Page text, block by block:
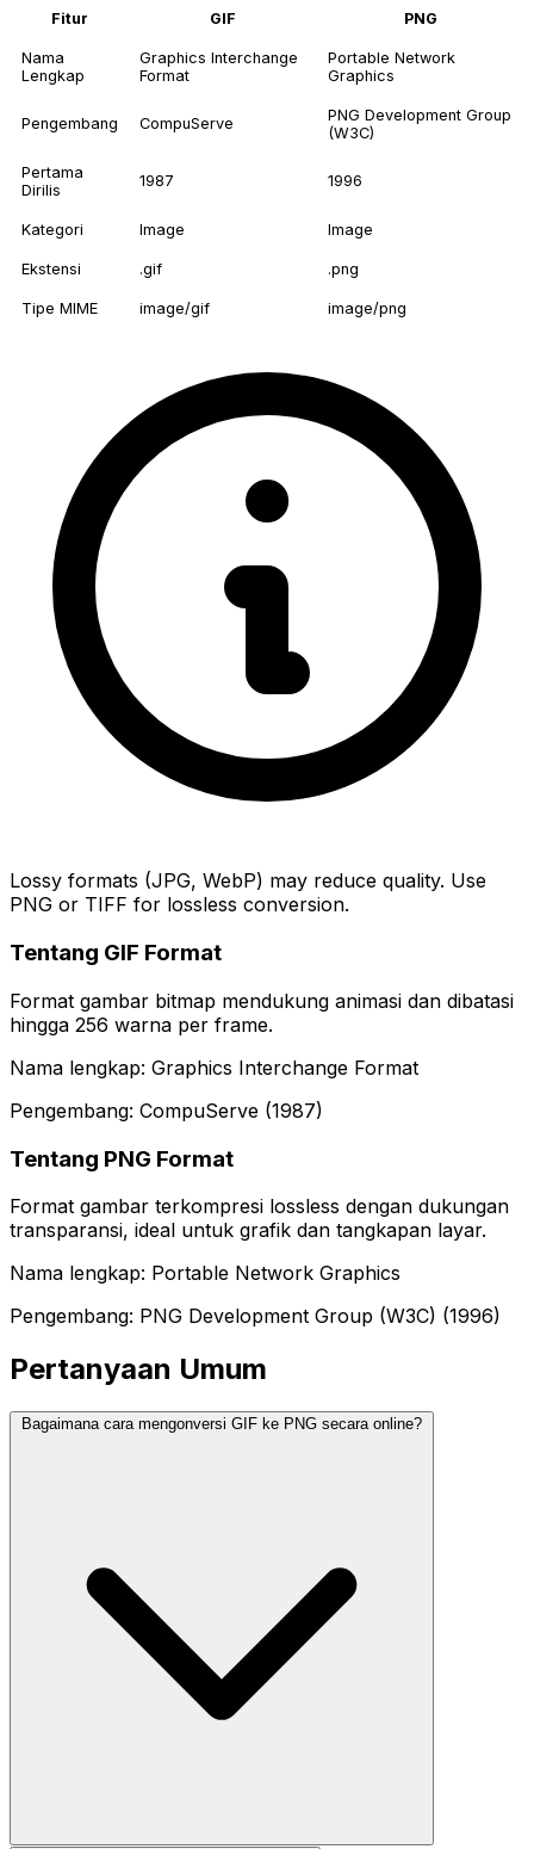
Fitur GIF PNG
Nama
Lengkap
Graphics Interchange
Format
Portable Network
Graphics
Pengembang CompuServe
PNG Development Group
(W3C)
Pertama
Dirilis
1987 1996
Kategori Image Image
Ekstensi .gif .png
Tipe MIME image/gif image/png
Lossy formats (JPG, WebP) may reduce quality. Use
PNG or TIFF for lossless conversion.
Tentang GIF Format
Format gambar bitmap mendukung animasi dan dibatasi
hingga 256 warna per frame.
Nama lengkap: Graphics Interchange Format
Pengembang: CompuServe (1987)
Tentang PNG Format
Format gambar terkompresi lossless dengan dukungan
transparansi, ideal untuk grafik dan tangkapan layar.
Nama lengkap: Portable Network Graphics
Pengembang: PNG Development Group (W3C) (1996)
Pertanyaan Umum
Bagaimana cara mengonversi GIF ke PNG secara online?